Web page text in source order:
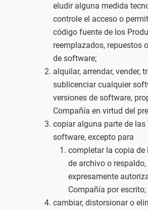
eludir alguna medida
controle el acceso o
código fuente de los
reemplazados, repuestos
de software;
alquilar, arrendar, vender,
sublicenciar cualquier
versiones de software,
Compañía en virtud del
copiar alguna parte de las
software, excepto para
completar la copia
de archivo o
expresamente
Compañía por escrito;
cambiar, distorsionar o